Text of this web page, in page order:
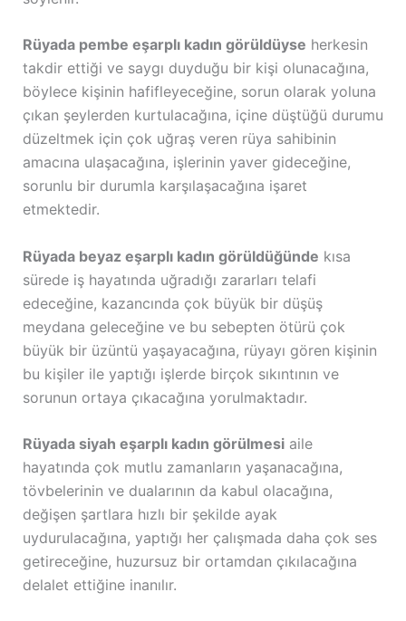
Rüyada pembe eşarplı kadın görüldüyse herkesin
takdir ettiği ve saygı duyduğu bir kişi olunacağına,
böylece kişinin hafifleyeceğine, sorun olarak yoluna
çıkan şeylerden kurtulacağına, içine düştüğü durumu
düzeltmek için çok uğraş veren rüya sahibinin
amacına ulaşacağına, işlerinin yaver gideceğine,
sorunlu bir durumla karşılaşacağına işaret
etmektedir.
Rüyada beyaz eşarplı kadın görüldüğünde kısa
sürede iş hayatında uğradığı zararları telafi
edeceğine, kazancında çok büyük bir düşüş
meydana geleceğine ve bu sebepten ötürü çok
büyük bir üzüntü yaşayacağına, rüyayı gören kişinin
bu kişiler ile yaptığı işlerde birçok sıkıntının ve
sorunun ortaya çıkacağına yorulmaktadır.
Rüyada siyah eşarplı kadın görülmesiaile
hayatında çok mutlu zamanların yaşanacağına,
tövbelerinin ve dualarının da kabul olacağına,
değişen şartlara hızlı bir şekilde ayak
uydurulacağına, yaptığı her çalışmada daha çok ses
getireceğine, huzursuz bir ortamdan çıkılacağına
delalet ettiğine inanılır.